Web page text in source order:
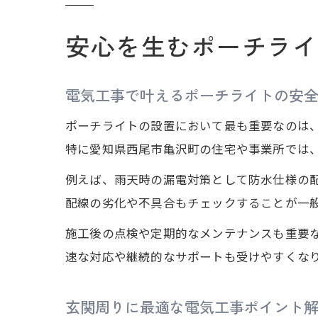
安心を生むポーチラ
電気工事で叶えるポーチライトの安
ポーチライトの設置において最も重要なのは
特に愛知県西尾市亀沢町の住宅や事業所では
例えば、雨天時の漏電対策として防水仕様
配線の劣化や不具合もチェックすることが一
施工後の点検や定期的なメンテナンスも重要
速な対応や継続的なサポートも受けやすくなり
玄関周りに最適な電気工事ポイント